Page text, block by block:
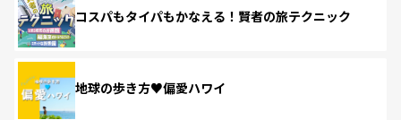
コスパもタイパもかなえる！賢者の旅テクニック
地球の歩き方♥偏愛ハワイ